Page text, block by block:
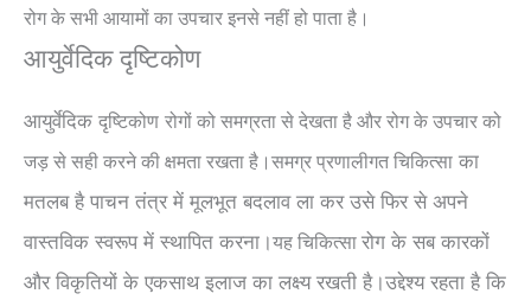
रोग के सभी आयामों का उपचार इनसे नहीं हो पाता है।
आयुर्वेदिक दृष्टिकोण
आयुर्वेदिक दृष्टिकोण रोगों को समग्रता से देखता है और रोगके उपचार को
जड़ से सही करने की क्षमता रखता है। समग्र प्रणालीगत चिकित्सा का
मतलब है पाचन तंत्र में मूलभूत बदलाव ला कर उसे फिर से अपने
वास्तविक स्वरूप में स्थापित करना।यह चिकित्सा रोग के सब कारकों
और विकृतियों के एकसाथ इलाज का लक्ष्य रखती है।उद्देश्य रहता है कि